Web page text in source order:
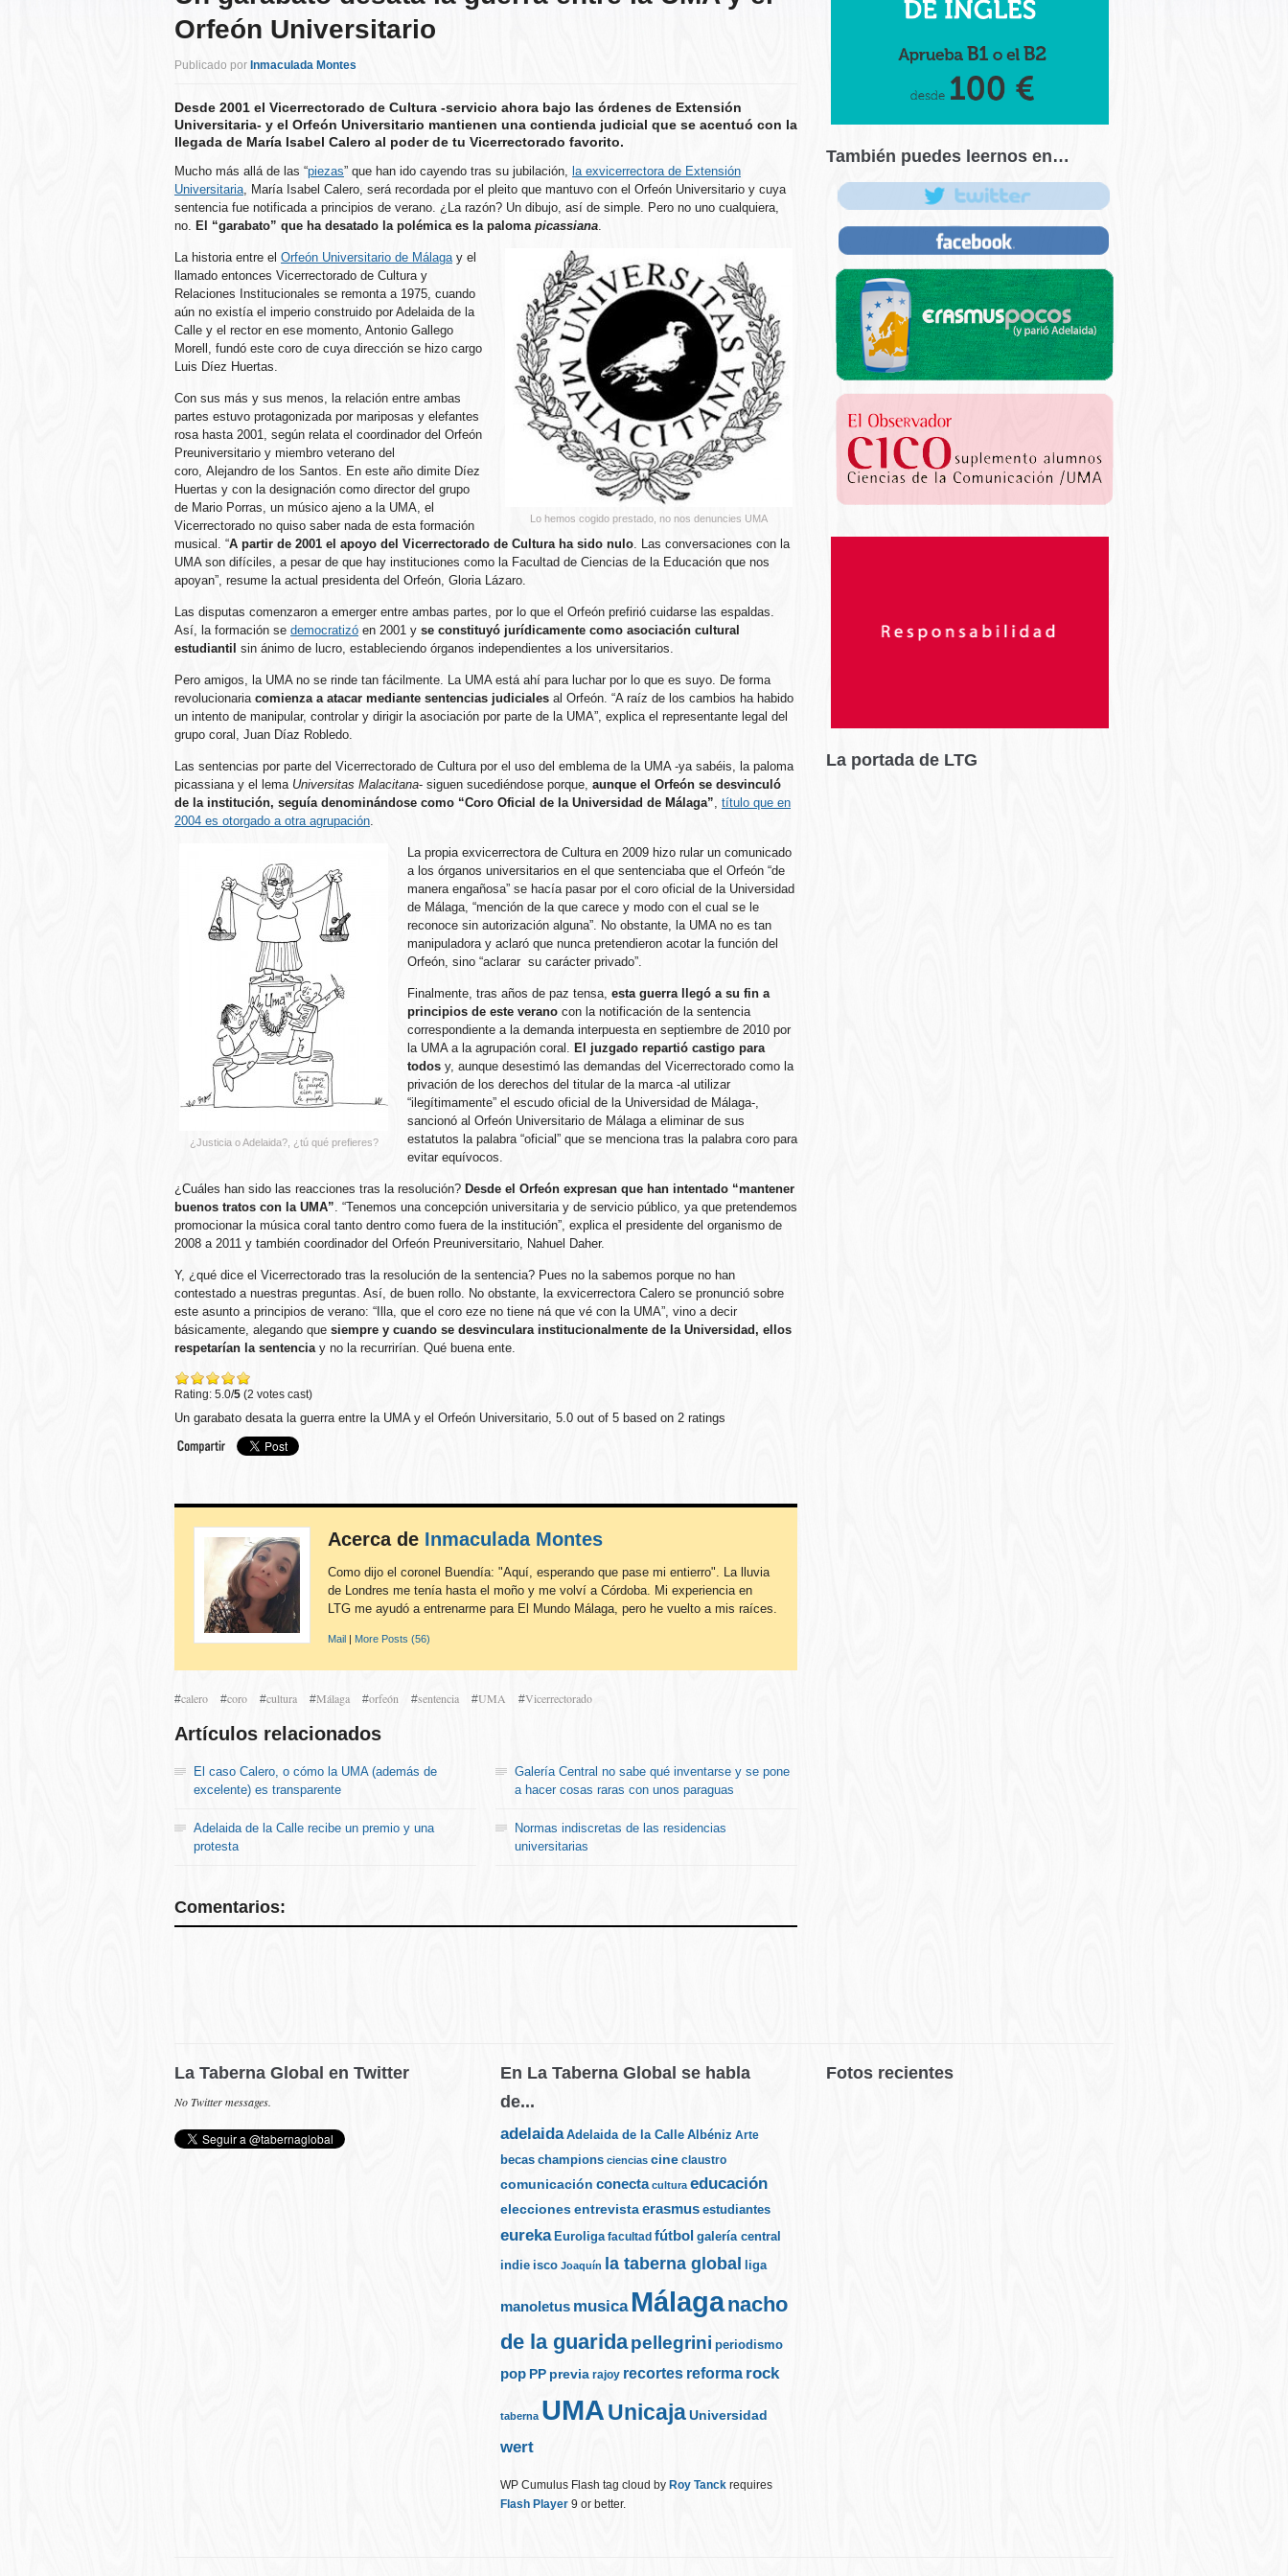
Orfeón Universitario
Publicado por Inmaculada Montes
Desde 2001 el Vicerrectorado de Cultura -servicio ahora bajo las órdenes de Extensión
Universitaria- y el Orfeón Universitario mantienen una contienda judicial que se acentuó con la
llegada de María Isabel Calero al poder de tu Vicerrectorado favorito.
Mucho más allá de las “piezas” que han ido cayendo tras su jubilación, la exvicerrectora de Extensión
Universitaria, María Isabel Calero, será recordada por el pleito que mantuvo con el Orfeón Universitario y cuya
sentencia fue notificada a principios de verano. ¿La razón? Un dibujo, así de simple. Pero no uno cualquiera,
no. El “garabato” que ha desatado la polémica es la paloma picassiana.
Lo hemos cogido prestado, no nos denuncies UMA
La historia entre el Orfeón Universitario de Málagay el
llamado entonces Vicerrectorado de Cultura y
Relaciones Institucionales se remonta a 1975, cuando
aún no existía el imperio construido por Adelaida de la
Calle y el rector en ese momento, Antonio Gallego
Morell, fundó este coro de cuya dirección se hizo cargo
Luis Díez Huertas.
Con sus más y sus menos, la relación entre ambas
partes estuvo protagonizada por mariposas y elefantes
rosa hasta 2001, según relata el coordinador del Orfeón
Preuniversitario y miembro veterano del
coro, Alejandro de los Santos. En este año dimite Díez
Huertas y con la designación como director del grupo
de Mario Porras, un músico ajeno a la UMA, el
Vicerrectorado no quiso saber nada de esta formación
musical. “A partir de 2001 el apoyo del Vicerrectorado de Cultura ha sido nulo. Las conversaciones con la
UMA son difíciles, a pesar de que hay instituciones como la Facultad de Ciencias de la Educación que nos
apoyan”, resume la actual presidenta del Orfeón, Gloria Lázaro.
Las disputas comenzaron a emerger entre ambas partes, por lo que el Orfeón prefirió cuidarse las espaldas.
Así, la formación se democratizó en 2001 y se constituyó jurídicamente como asociación cultural
estudiantil sin ánimo de lucro, estableciendo órganos independientes a los universitarios.
Pero amigos, la UMA no se rinde tan fácilmente. La UMA está ahí para luchar por lo que es suyo. De forma
revolucionaria comienza a atacar mediante sentencias judiciales al Orfeón. “A raíz de los cambios ha habido
un intento de manipular, controlar y dirigir la asociación por parte de la UMA”, explica el representante legal del
grupo coral, Juan Díaz Robledo.
Las sentencias por parte del Vicerrectorado de Cultura por el uso del emblema de la UMA -ya sabéis, la paloma
picassiana y el lema Universitas Malacitana- siguen sucediéndose porque, aunque el Orfeón se desvinculó
de la institución, seguía denominándose como “Coro Oficial de la Universidad de Málaga”, título que en
2004 es otorgado a otra agrupación.
¿Justicia o Adelaida?, ¿tú qué prefieres?
La propia exvicerrectora de Cultura en 2009 hizo rular un comunicado
a los órganos universitarios en el que sentenciaba que el Orfeón “de
manera engañosa” se hacía pasar por el coro oficial de la Universidad
de Málaga, “mención de la que carece y modo con el cual se le
reconoce sin autorización alguna”. No obstante, la UMA no es tan
manipuladora y aclaró que nunca pretendieron acotar la función del
Orfeón, sino “aclarar su carácter privado”.
Finalmente, tras años de paz tensa, esta guerra llegó a su fin a
principios de este verano con la notificación de la sentencia
correspondiente a la demanda interpuesta en septiembre de 2010 por
la UMA a la agrupación coral. El juzgado repartió castigo para
todos y, aunque desestimó las demandas del Vicerrectorado como la
privación de los derechos del titular de la marca -al utilizar
“ilegítimamente” el escudo oficial de la Universidad de Málaga-,
sancionó al Orfeón Universitario de Málaga a eliminar de sus
estatutos la palabra “oficial” que se menciona tras la palabra coro para
evitar equívocos.
¿Cuáles han sido las reacciones tras la resolución? Desde el Orfeón expresan que han intentado “mantener
buenos tratos con la UMA”. “Tenemos una concepción universitaria y de servicio público, ya que pretendemos
promocionar la música coral tanto dentro como fuera de la institución”, explica el presidente del organismo de
2008 a 2011 y también coordinador del Orfeón Preuniversitario, Nahuel Daher.
Y, ¿qué dice el Vicerrectorado tras la resolución de la sentencia? Pues no la sabemos porque no han
contestado a nuestras preguntas. Así, de buen rollo. No obstante, la exvicerrectora Calero se pronunció sobre
este asunto a principios de verano: “Illa, que el coro eze no tiene ná que vé con la UMA”, vino a decir
básicamente, alegando que siempre y cuando se desvinculara institucionalmente de la Universidad, ellos
respetarían la sentencia y no la recurrirían. Qué buena ente.
Rating: 5.0/5 (2 votes cast)
Un garabato desata la guerra entre la UMA y el Orfeón Universitario, 5.0 out of 5 based on 2 ratings
Acerca de Inmaculada Montes
Como dijo el coronel Buendía: "Aquí, esperando que pase mi entierro". La lluvia
de Londres me tenía hasta el moño y me volví a Córdoba. Mi experiencia en
LTG me ayudó a entrenarme para El Mundo Málaga, pero he vuelto a mis raíces.
Mail | More Posts (56)
#calero #coro #cultura #Málaga #orfeón #sentencia #UMA #Vicerrectorado
Artículos relacionados
El caso Calero, o cómo la UMA (además de
excelente) es transparente
Galería Central no sabe qué inventarse y se pone
a hacer cosas raras con unos paraguas
Adelaida de la Calle recibe un premio y una
protesta
Normas indiscretas de las residencias
universitarias
Comentarios:
También puedes leernos en…
La portada de LTG
La Taberna Global en Twitter
No Twitter messages.
En La Taberna Global se habla
de...
adelaida Adelaida de la Calle Albéniz Arte
becas champions ciencias cine claustro
comunicación conecta cultura educación
elecciones entrevista erasmus estudiantes
eureka Euroliga facultad fútbol galería central
indie isco Joaquín la taberna global liga
manoletus musica Málaganacho
de la guaridapellegrini periodismo
pop PP previa rajoy recortes reforma rock
taberna UMA UnicajaUniversidad
wert
WP Cumulus Flash tag cloud by Roy Tanck requires
Flash Player 9 or better.
Fotos recientes